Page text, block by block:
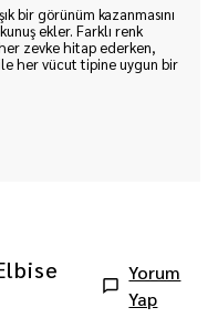
bir görünüm kazanmasını
ekler. Farklı renk
zevke hitap ederken,
her vücut tipine uygun bir
Yorum
Yap